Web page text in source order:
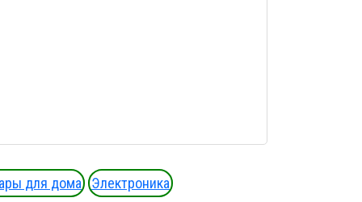
для дома Электроника